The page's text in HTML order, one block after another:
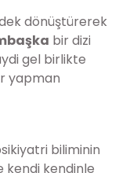
dönüştürerek
bir dizi
gel birlikte
yapman
biliminin
kendi kendinle